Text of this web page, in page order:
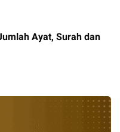
Ayat, Surah dan